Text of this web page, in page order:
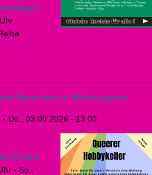
Menschen in Wohnungsnot
- Do., 03.09.2026 - 13:00
Flucht
- So.,